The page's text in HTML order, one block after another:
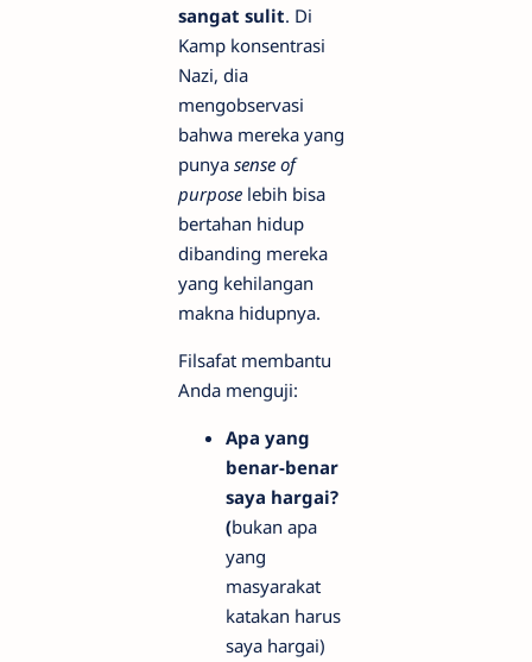
sangat sulit. Di
Kamp konsentrasi
Nazi, dia
mengobservasi
bahwa mereka yang
punya sense of
purpose lebih bisa
bertahan hidup
dibanding mereka
yang kehilangan
makna hidupnya.
Filsafat membantu
Anda menguji:
Apa yang
benar-benar
saya hargai?
(bukan apa
yang
masyarakat
katakan harus
saya hargai)